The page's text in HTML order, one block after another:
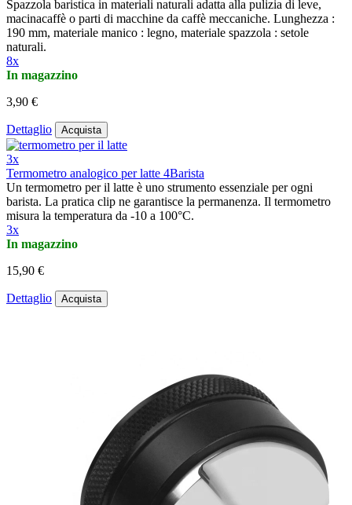
Spazzola baristica in materiali naturali adatta alla pulizia di leve,
macinacaffè o parti di macchine da caffè meccaniche. Lunghezza :
190 mm, materiale manico : legno, materiale spazzola : setole
naturali.
8x
In magazzino
3,90 €
Dettaglio Acquista
3x
Termometro analogico per latte 4Barista
Un termometro per il latte è uno strumento essenziale per ogni
barista. La pratica clip ne garantisce la permanenza. Il termometro
misura la temperatura da -10 a 100°C.
3x
In magazzino
15,90 €
Dettaglio Acquista